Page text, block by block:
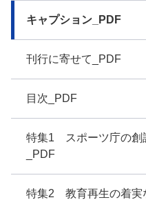
キャプション_PDF
刊行に寄せて_PDF
目次_PDF
特集1 スポーツ庁の創
_PDF
特集2 教育再生の着実